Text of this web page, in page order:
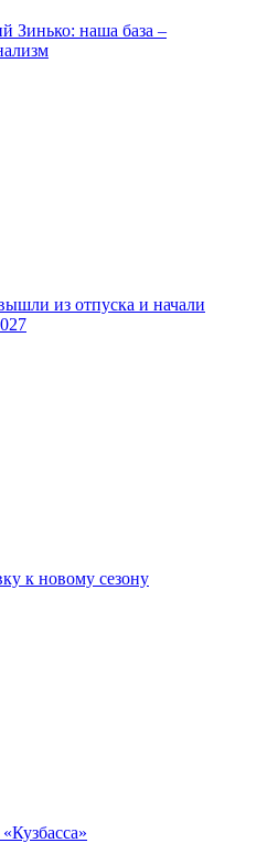
Зинько: наша база –
из отпуска и начали
к новому сезону